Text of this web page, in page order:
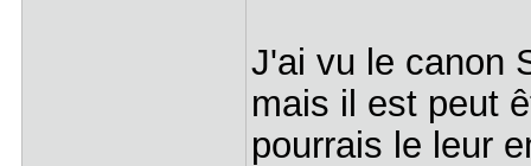
J'ai vu le canon
mais il est peut
pourrais le leur